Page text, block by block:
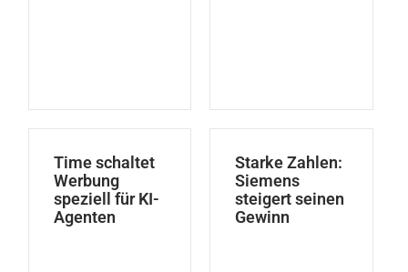
Time schaltet
Werbung
speziell für KI-
Agenten
Starke Zahlen:
Siemens
steigert seinen
Gewinn